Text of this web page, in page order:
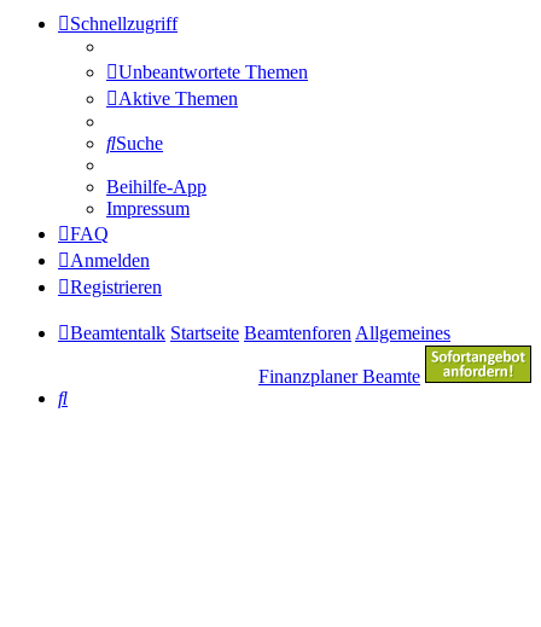
Schnellzugriff
Unbeantwortete Themen
Aktive Themen
Suche
Beihilfe-App
Impressum
FAQ
Anmelden
Registrieren
Beamtentalk Startseite BeamtenforenAllgemeines
Finanzplaner Beamte
Suche